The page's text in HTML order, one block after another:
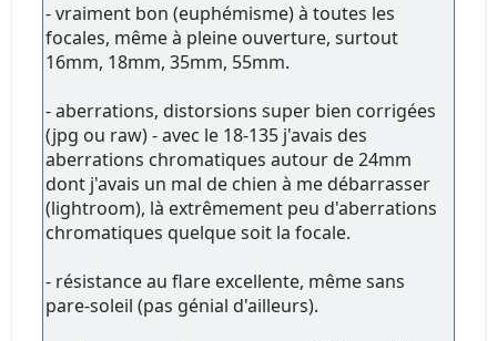
- vraiment bon (euphémisme) à toutes les
focales, même à pleine ouverture, surtout
16mm, 18mm, 35mm, 55mm.
- aberrations, distorsions super bien corrigées
(jpg ou raw) - avec le 18-135 j'avais des
aberrations chromatiques autour de 24mm
dont j'avais un mal de chien à me débarrasser
(lightroom), là extrêmement peu d'aberrations
chromatiques quelque soit la focale.
- résistance au flare excellente, même sans
pare-soleil (pas génial d'ailleurs).